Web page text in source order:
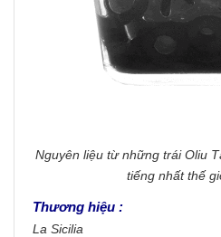
Nguyên liệu từ những trái Oliu
tiếng nhất thế
Thương hiệu :
La Sicilia